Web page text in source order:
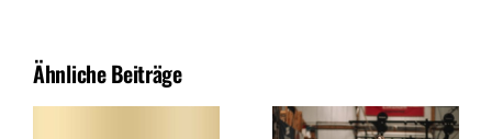
Ähnliche Beiträge